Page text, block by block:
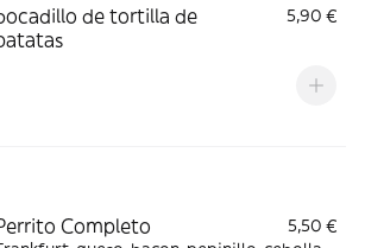
de tortilla de
5,90 €
Completo
5,50 €